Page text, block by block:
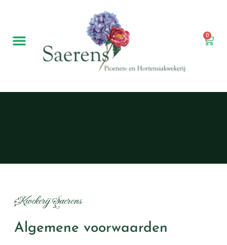
0
Kwekerij Saerens
Algemene voorwaarden